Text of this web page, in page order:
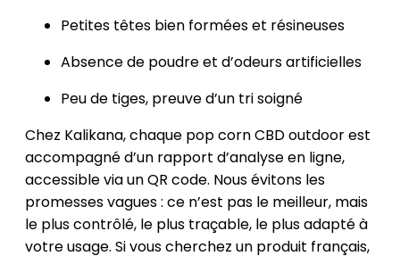
Petites têtes bien formées et résineuses
Absence de poudre et d’odeurs artificielles
Peu de tiges, preuve d’un tri soigné
Chez Kalikana, chaque pop corn CBD outdoor est
accompagné d’un rapport d’analyse en ligne,
accessible via un QR code. Nous évitons les
promesses vagues : ce n’est pas le meilleur, mais
le plus contrôlé, le plus traçable, le plus adapté à
votre usage. Si vous cherchez un produit français,